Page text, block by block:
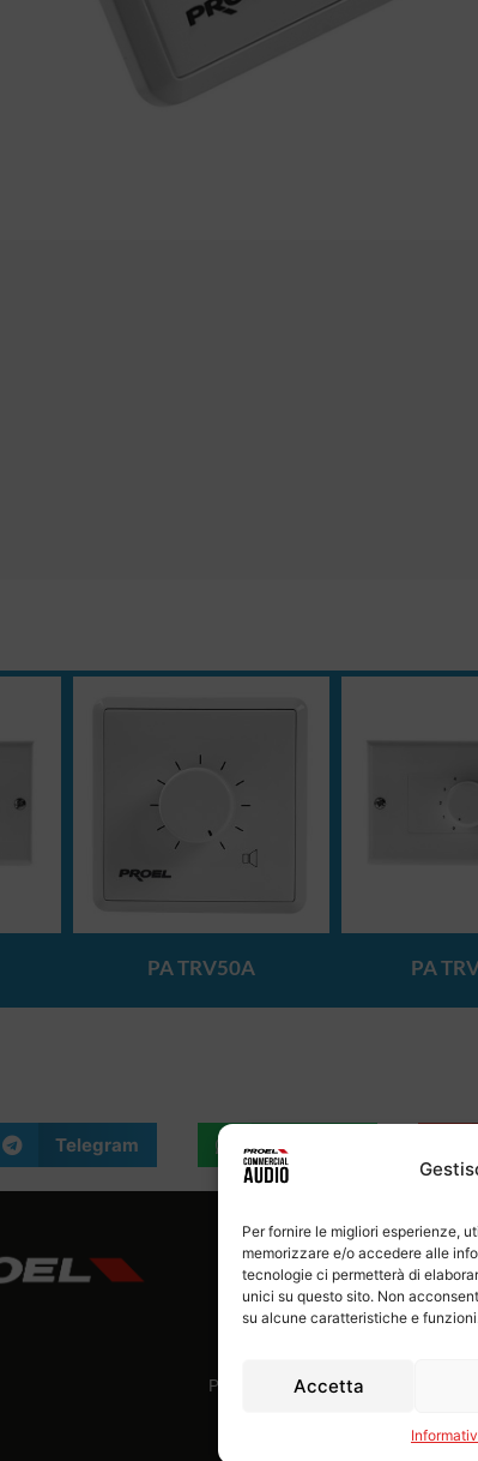
Per fornire le migliori esperienze,
memorizzare e/o accedere alle
tecnologie ci permetterà di
unici su questo sito. Non
su alcune caratteristiche e
Accetta
PA TRV50A PA
Telegram WhatsApp
P.Iva 00778590679 Cap.soc.: €